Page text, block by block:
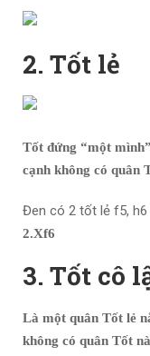
2. Tốt lẻ
Tốt đứng “một
cạnh không có quân
Đen có 2 tốt lẻ f5,
2.Xf6
3. Tốt cô
Là một quân Tốt lẻ
không có quân Tốt